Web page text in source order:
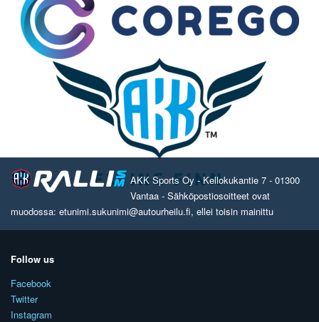
AKK Sports Oy - Kellokukantie 7 - 01300
Vantaa - Sähköpostiosoitteet ovat
muodossa: etunimi.sukunimi@autourheilu.fi, ellei toisin mainittu
Follow us
Facebook
Twitter
Instagram